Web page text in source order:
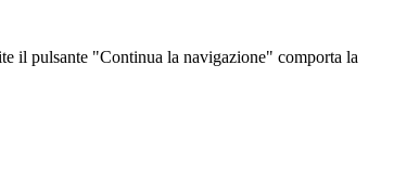
il pulsante "Continua la navigazione" comporta la